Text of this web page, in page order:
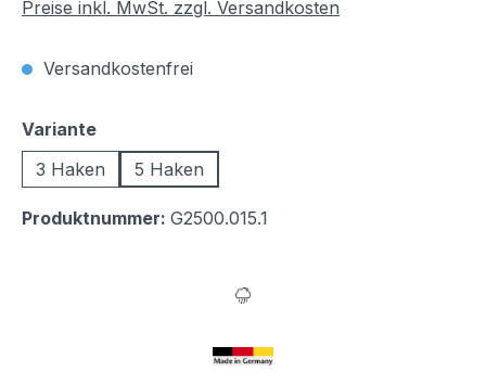
Preise inkl. MwSt. zzgl. Versandkosten
Versandkostenfrei
Varianteauswählen
3 Haken
5 Haken
Produktnummer: G2500.015.1